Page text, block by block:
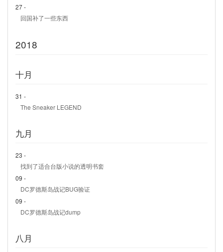
27 -
回国补了一些东西
2018
十月
31 -
The Sneaker LEGEND
九月
23 -
找到了适合台版小说的透明书套
09 -
DC罗德斯岛战记BUG验证
09 -
DC罗德斯岛战记dump
八月